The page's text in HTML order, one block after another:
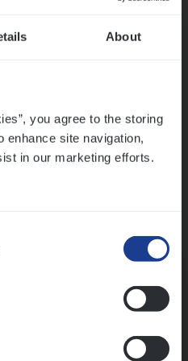
About
you agree to the storing
enhance site navigation,
in our marketing efforts.